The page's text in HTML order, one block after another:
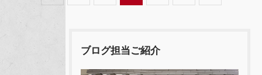
ブログ担当ご紹介